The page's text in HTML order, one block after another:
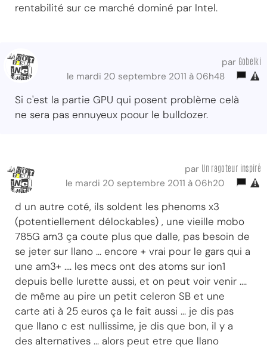
rentabilité sur ce marché dominé par Intel.
par Gobelki
le mardi 20 septembre 2011 à 06h48
Si c'est la partie GPU qui posent problème celà
ne sera pas ennuyeux poour le bulldozer.
par Un ragoteur inspiré
le mardi 20 septembre 2011 à 06h20
d un autre coté, ils soldent les phenoms x3
(potentiellement délockables) , une vieille mobo
785G am3 ça coute plus que dalle, pas besoin de
se jeter sur llano ... encore + vrai pour le gars qui a
une am3+ .... les mecs ont des atoms sur ion1
depuis belle lurette aussi, et on peut voir venir ....
de même au pire un petit celeron SB et une
carte ati à 25 euros ça le fait aussi ... je dis pas
que llano c est nullissime, je dis que bon, il y a
des alternatives ... alors peut etre que llano